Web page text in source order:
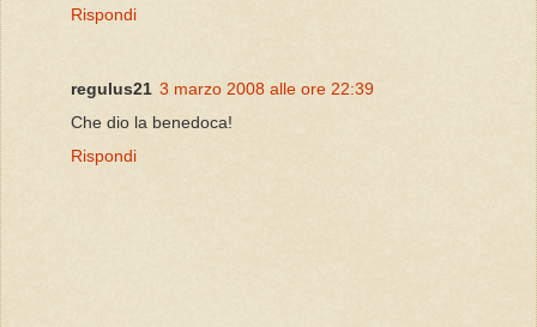
Rispondi
regulus21 3 marzo 2008 alle ore 22:39
Che dio la benedoca!
Rispondi